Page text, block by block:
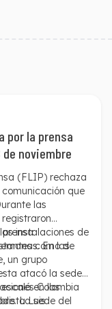
por la prensa
noviembre
(FLIP) rechaza
que
las
como de
instalaciones de
En las
un grupo
atacó la sede
en las
La sede del
Colombia
Luis